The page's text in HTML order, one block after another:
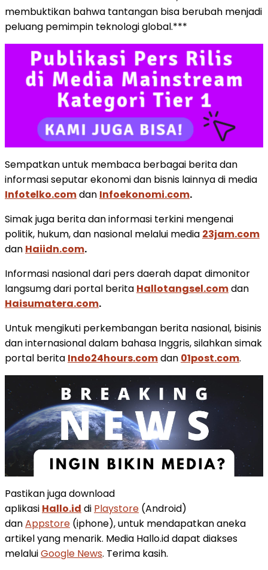
membuktikan bahwa tantangan bisa berubah menjadi
peluang pemimpin teknologi global.***
Sempatkan untuk membaca berbagai berita dan
informasi seputar ekonomi dan bisnis lainnya di media
Infotelko.comdan Infoekonomi.com.
Simak juga berita dan informasi terkini mengenai
politik, hukum, dan nasional melalui media 23jam.com
dan Haiidn.com.
Informasi nasional dari pers daerah dapat dimonitor
langsumg dari portal berita Hallotangsel.comdan
Haisumatera.com.
Untuk mengikuti perkembangan berita nasional, bisinis
dan internasional dalam bahasa Inggris, silahkan simak
portal berita Indo24hours.comdan 01post.com.
Pastikan juga download
aplikasi Hallo.id di Playstore (Android)
danAppstore (iphone), untuk mendapatkan aneka
artikel yang menarik. Media Hallo.id dapat diakses
melaluiGoogle News. Terima kasih.